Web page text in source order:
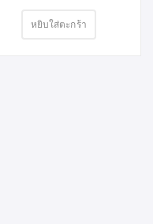
หยิบใส่ตะกร้า